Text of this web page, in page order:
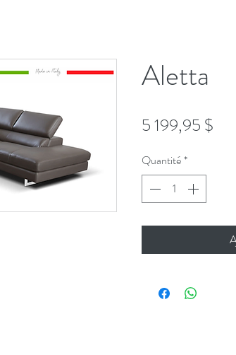
Aletta
5 199,95 $
Quantité*